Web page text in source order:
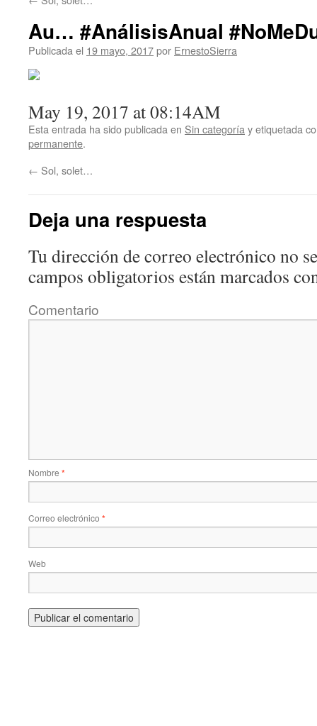
Au… #AnálisisAnual
Publicada el 19 mayo, 2017por ErnestoSierra
May 19, 2017 at 08:14AM
Esta entrada ha sido publicada en Sin categoría y etiquetada
permanente.
← Sol, solet…
Deja una respuesta
Tu dirección de correo electrónico no
campos obligatorios están marcados
Comentario
Nombre *
Correo electrónico *
Web